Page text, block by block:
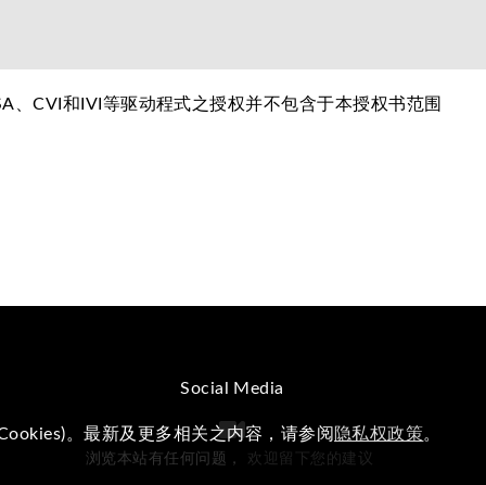
CVI和IVI等驱动程式之授权并不包含于本授权书范围
Social Media
浏览本站有任何问题， 欢迎留下您的建议
。最新及更多相关之内容，请参阅 隐私权政策。